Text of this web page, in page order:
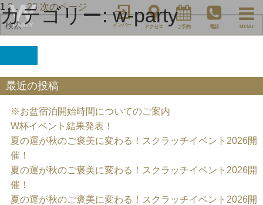
メンバー アクセス ご予約 電話 MENU
カテゴリー:w-party
投
稿
の
ー
ジ
送
ペ
ー
ジ
1 ペ
ー
ジ
2 … ペ
ー
ジ
28 次のページ
検
索
対
索
最近の投稿
※お盆宿泊開始時間についてのご案内
W杯イベント結果発表！
夏の運が秋のご褒美に変わる！スクラッチイベント2026開
催！
夏の運が秋のご褒美に変わる！スクラッチイベント2026開
催！
夏の運が秋のご褒美に変わる！スクラッチイベント2026開